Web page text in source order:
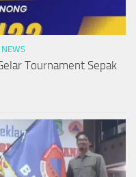
NEWS
Tournament Sepak